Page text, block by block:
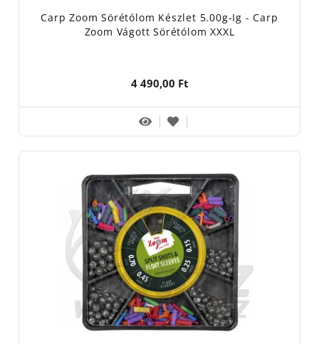
Carp Zoom Sörétólom Készlet 5.00g-Ig - Carp
Zoom Vágott Sörétólom XXXL
4 490,00 Ft